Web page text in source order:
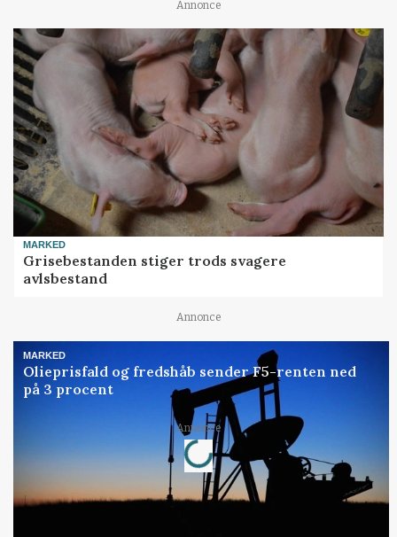
Annonce
MARKED
Grisebestanden stiger trods svagere
avlsbestand
Annonce
MARKED
Olieprisfald og fredshåb sender F5-renten ned
på 3 procent
Annonce
Loading...